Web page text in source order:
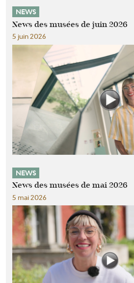
NEWS
News des musées de juin 2026
5 juin 2026
NEWS
News des musées de mai 2026
5 mai 2026